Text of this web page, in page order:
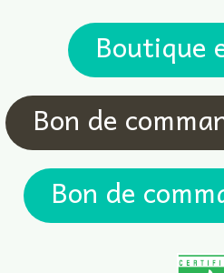
Boutique
Bon de
Bon de